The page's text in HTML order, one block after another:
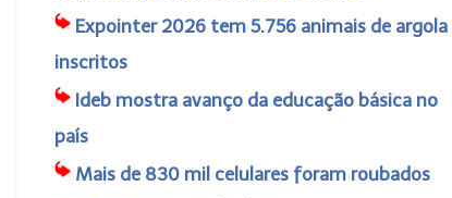
Expointer 2026 tem 5.756 animais de argola
inscritos
Ideb mostra avanço da educação básica no
país
Mais de 830 mil celulares foram roubados